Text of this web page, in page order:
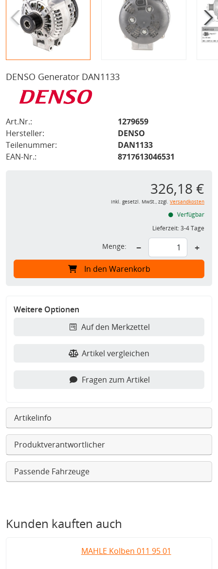
DENSO Generator DAN1133
Art.Nr.:
1279659
Hersteller:
DENSO
Teilenummer:
DAN1133
EAN-Nr.:
8717613046531
326,18 €
inkl. gesetzl. MwSt., zzgl. Versandkosten
Verfügbar
Lieferzeit:3-4 Tage
Menge: − +
In den Warenkorb
Weitere Optionen
Auf den Merkzettel
Artikel vergleichen
Fragen zum Artikel
Artikelinfo
Produktverantwortlicher
Passende Fahrzeuge
Kunden kauften auch
MAHLE Kolben 011 95 01